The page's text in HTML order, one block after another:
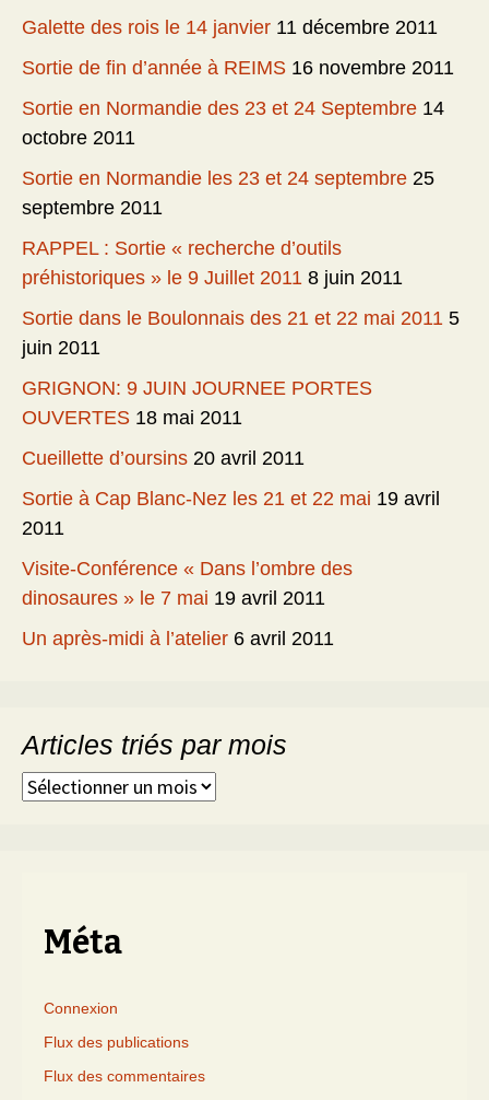
Galette des rois le 14 janvier 11 décembre 2011
Sortie de fin d’année à REIMS 16 novembre 2011
Sortie en Normandie des 23 et 24 Septembre 14
octobre 2011
Sortie en Normandie les 23 et 24 septembre 25
septembre 2011
RAPPEL : Sortie « recherche d’outils
préhistoriques » le 9 Juillet 2011 8 juin 2011
Sortie dans le Boulonnais des 21 et 22 mai 2011 5
juin 2011
GRIGNON: 9 JUIN JOURNEE PORTES
OUVERTES 18 mai 2011
Cueillette d’oursins 20 avril 2011
Sortie à Cap Blanc-Nez les 21 et 22 mai 19 avril
2011
Visite-Conférence « Dans l’ombre des
dinosaures » le 7 mai 19 avril 2011
Un après-midi à l’atelier 6 avril 2011
Articles triés par mois
Articles
Méta
Connexion
Flux des publications
Flux des commentaires